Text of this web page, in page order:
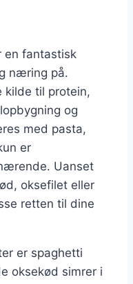
en fantastisk
næring på.
kilde til protein,
og
med pasta,
er
Uanset
oksefilet eller
retten til dine
er spaghetti
oksekød simrer i